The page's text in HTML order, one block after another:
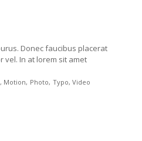
Donec faucibus placerat
vel. In at lorem sit amet
Motion Photo Typo Video